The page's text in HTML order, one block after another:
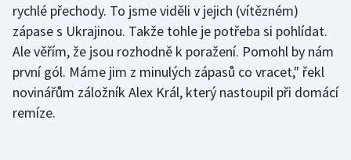
Rychlobruslení
Rychlostní kanoistika
Short track
rychlé přechody. To jsme viděli v jejich (vítězném)
zápase s Ukrajinou. Takže tohle je potřeba si pohlídat.
Ale věřím, že jsou rozhodně k poražení. Pomohl by nám
první gól. Máme jim z minulých zápasů co vracet," řekl
novinářům záložník Alex Král, který nastoupil při domácí
remíze.